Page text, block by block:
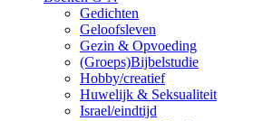
Gedichten
Geloofsleven
Gezin & Opvoeding
(Groeps)Bijbelstudie
Hobby/creatief
Huwelijk & Seksualiteit
Israel/eindtijd